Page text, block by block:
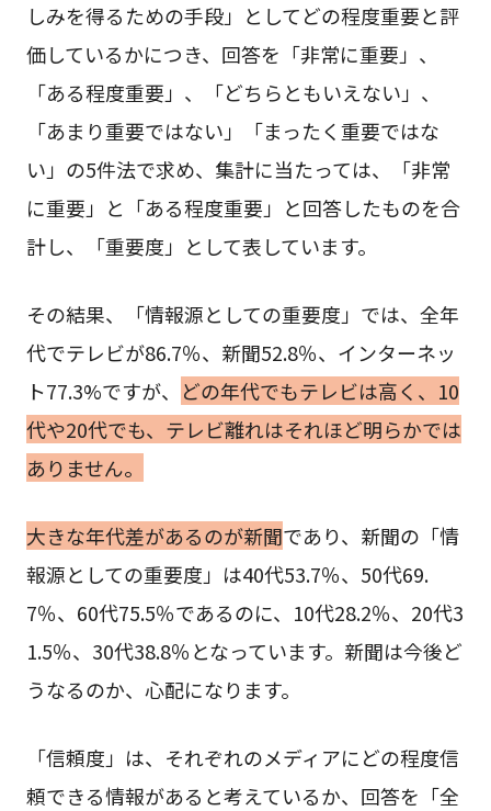
しみを得るための手段」としてどの程度重要と評
価しているかにつき、回答を「非常に重要」、
「ある程度重要」、「どちらともいえない」、
「あまり重要ではない」「まったく重要ではな
い」の5件法で求め、集計に当たっては、「非常
に重要」と「ある程度重要」と回答したものを合
計し、「重要度」として表しています。
その結果、「情報源としての重要度」では、全年
代でテレビが86.7％、新聞52.8％、インターネッ
ト77.3%ですが、
どの年代でもテレビは高く、10
代や20代でも、テレビ離れはそれほど明らかでは
ありません。
大きな年代差があるのが新聞であり、新聞の「情
報源としての重要度」は40代53.7％、50代69.
7％、60代75.5％であるのに、10代28.2％、20代3
1.5％、30代38.8％となっています。新聞は今後ど
うなるのか、心配になります。
「信頼度」は、それぞれのメディアにどの程度信
頼できる情報があると考えているか、回答を「全